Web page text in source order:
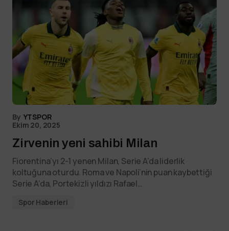
By YTSPOR
Ekim 20, 2025
Zirvenin yeni sahibi Milan
Fiorentina’yı 2-1 yenen Milan, Serie A’da liderlik
koltuğuna oturdu. Roma ve Napoli’nin puan kaybettiği
Serie A’da, Portekizli yıldızı Rafael…
Spor Haberleri